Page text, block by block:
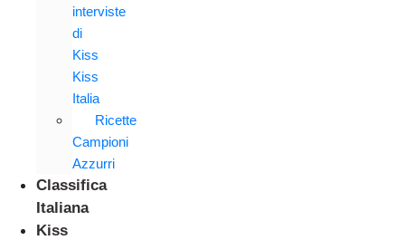
interviste
di
Kiss
Kiss
Italia
Ricette
Campioni
Azzurri
Classifica
Italiana
Kiss